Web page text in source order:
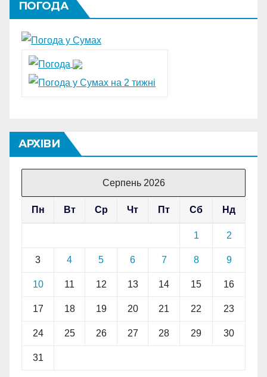
ПОГОДА
АРХІВИ
Серпень 2026
Пн Вт Ср Чт Пт Сб Нд
1 2
3 4 5 6 7 8 9
10 11 12 13 14 15 16
17 18 19 20 21 22 23
24 25 26 27 28 29 30
31